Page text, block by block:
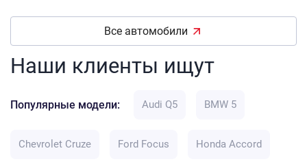
Все автомобили
Наши клиенты ищут
Популярные модели: Audi Q5 BMW 5
Chevrolet Cruze Ford Focus Honda Accord